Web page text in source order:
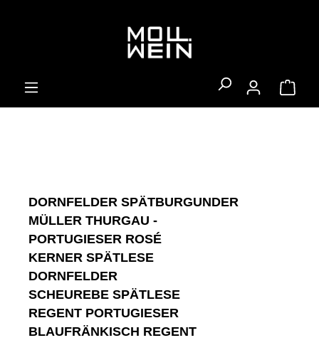
DORNFELDER SPÄTBURGUNDER
MÜLLER THURGAU -
PORTUGIESER ROSÉ
KERNER SPÄTLESE
DORNFELDER
SCHEUREBE SPÄTLESE
REGENT PORTUGIESER
BLAUFRÄNKISCH REGENT